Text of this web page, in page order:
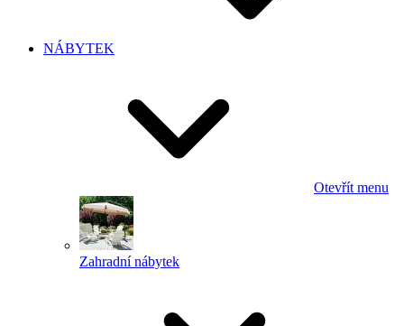
NÁBYTEK
Otevřít menu
Zahradní nábytek